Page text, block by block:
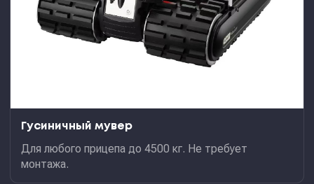
Гусиничный мувер
Для любого прицепа до 4500 кг. Не требует
монтажа.